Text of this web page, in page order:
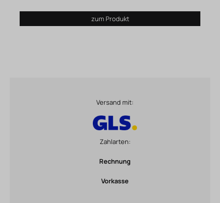
zum Produkt
Versand mit:
Zahlarten:
Rechnung
Vorkasse